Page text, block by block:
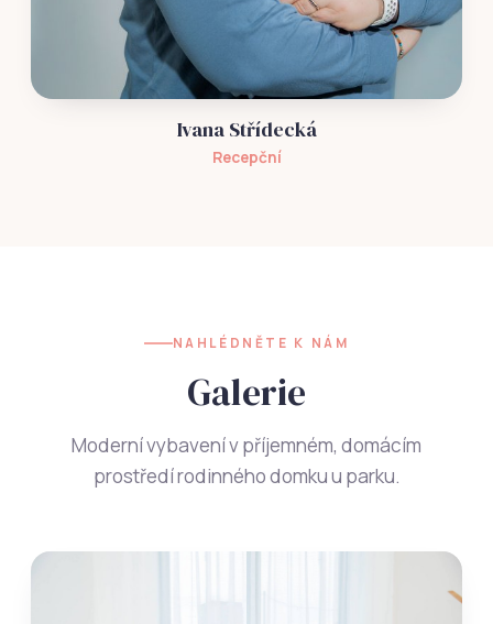
Ivana Střídecká
Recepční
NAHLÉDNĚTE K NÁM
Galerie
Moderní vybavení v příjemném, domácím
prostředí rodinného domku u parku.